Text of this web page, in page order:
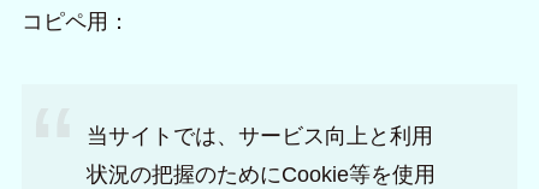
コピペ用：
当サイトでは、サービス向上と利用
状況の把握のためにCookie等を使用